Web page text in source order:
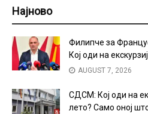
Најново
Филипче за
Кој оди на
AUGUST 7, 2026
СДСМ: Кој оди на
лето? Само оној